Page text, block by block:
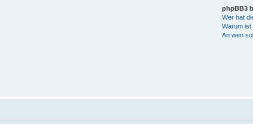
phpBB3
Wer hat
Warum ist
An wen